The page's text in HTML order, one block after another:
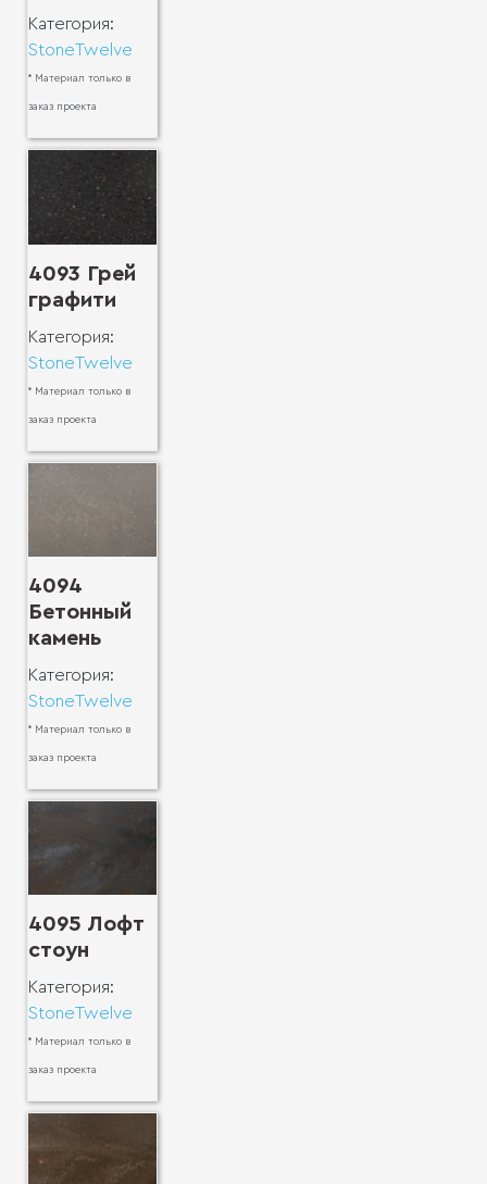
Категория:
StoneTwelve
* Материал только в
заказ проекта
4093 Грей
графити
Категория:
StoneTwelve
* Материал только в
заказ проекта
4094
Бетонный
камень
Категория:
StoneTwelve
* Материал только в
заказ проекта
4095 Лофт
стоун
Категория:
StoneTwelve
* Материал только в
заказ проекта